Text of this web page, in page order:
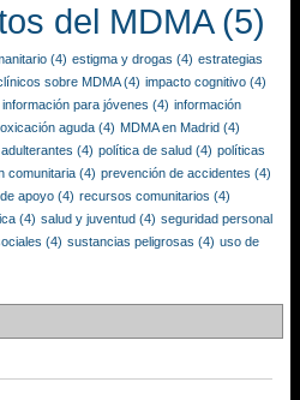
del MDMA(5)
(4) estigma y drogas (4) estrategias
sobre MDMA(4) impacto cognitivo (4)
información para jóvenes (4) información
aguda (4) MDMA en Madrid (4)
(4) política de salud (4) políticas
comunitaria (4) prevención de accidentes (4)
apoyo (4) recursos comunitarios (4)
(4) salud y juventud (4) seguridad personal
(4) sustancias peligrosas (4) uso de